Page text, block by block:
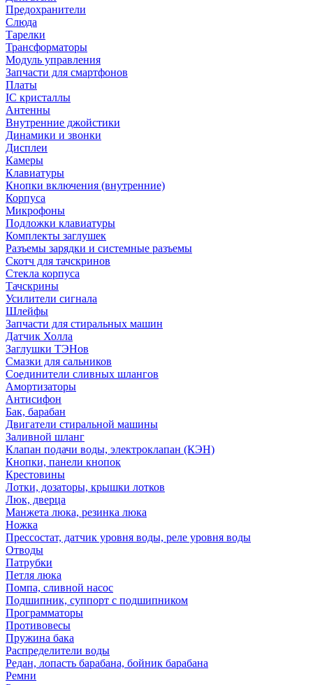
Предохранители
Слюда
Тарелки
Трансформаторы
Модуль управления
Запчасти для смартфонов
Платы
IC кристаллы
Антенны
Внутренние джойстики
Динамики и звонки
Дисплеи
Камеры
Клавиатуры
Кнопки включения (внутренние)
Корпуса
Микрофоны
Подложки клавиатуры
Комплекты заглушек
Разъемы зарядки и системные разъемы
Скотч для тачскринов
Стекла корпуса
Тачскрины
Усилители сигнала
Шлейфы
Запчасти для стиральных машин
Датчик Холла
Заглушки ТЭНов
Смазки для сальников
Соединители сливных шлангов
Амортизаторы
Антисифон
Бак, барабан
Двигатели стиральной машины
Заливной шланг
Клапан подачи воды, электроклапан (КЭН)
Кнопки, панели кнопок
Крестовины
Лотки, дозаторы, крышки лотков
Люк, дверца
Манжета люка, резинка люка
Ножка
Прессостат, датчик уровня воды, реле уровня воды
Отводы
Патрубки
Петля люка
Помпа, сливной насос
Подшипник, суппорт с подшипником
Программаторы
Противовесы
Пружина бака
Распределители воды
Редан, лопасть барабана, бойник барабана
Ремни